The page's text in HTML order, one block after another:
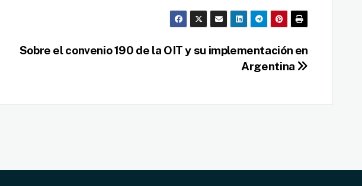
Sobre el convenio 190 de la OIT y su implementación en
Argentina